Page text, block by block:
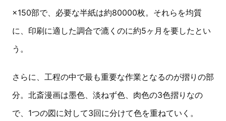
×150部で、必要な半紙は約80000枚。それらを均質
に、印刷に適した調合で漉くのに約5ヶ月を要したとい
う。
さらに、工程の中で最も重要な作業となるのが摺りの部
分。北斎漫画は墨色、淡ねず色、肉色の3色摺りなの
で、1つの図に対して3回に分けて色を重ねていく。